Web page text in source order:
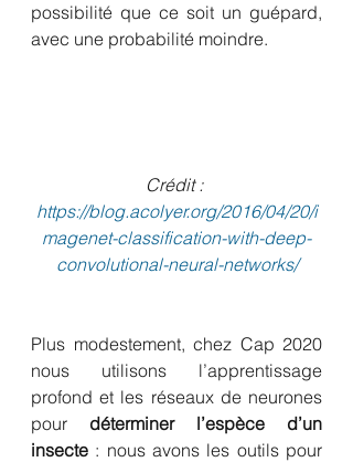
possibilité que ce soit un guépard,
avec une probabilité moindre.
Crédit :
https://blog.acolyer.org/2016/04/20/i
magenet-classification-with-deep-
convolutional-neural-networks/
Plus modestement, chez Cap 2020
nous utilisons l’apprentissage
profond et les réseaux de neurones
pour déterminer l’espèce d’un
insecte : nous avons les outils pour